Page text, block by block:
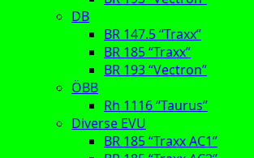
DB
BR 147.5 “Traxx”
BR 185 “Traxx”
BR 193 “Vectron”
ÖBB
Rh 1116 “Taurus”
Diverse EVU
BR 185 “Traxx AC1”